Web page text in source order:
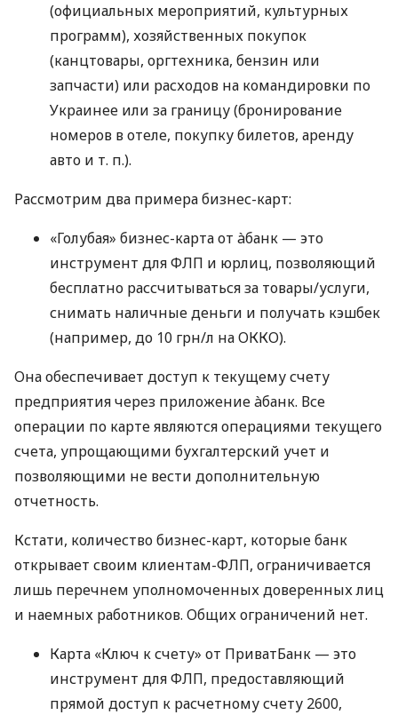
(официальных мероприятий, культурных
программ), хозяйственных покупок
(канцтовары, оргтехника, бензин или
запчасти) или расходов на командировки по
Украинее или за границу (бронирование
номеров в отеле, покупку билетов, аренду
авто и т. п.).
Рассмотрим два примера бизнес-карт:
«Голубая» бизнес-карта от àбанк — это
инструмент для ФЛП и юрлиц, позволяющий
бесплатно рассчитываться за товары/услуги,
снимать наличные деньги и получать кэшбек
(например, до 10 грн/л на ОККО).
Она обеспечивает доступ к текущему счету
предприятия через приложение àбанк. Все
операции по карте являются операциями текущего
счета, упрощающими бухгалтерский учет и
позволяющими не вести дополнительную
отчетность.
Кстати, количество бизнес-карт, которые банк
открывает своим клиентам-ФЛП, ограничивается
лишь перечнем уполномоченных доверенных лиц
и наемных работников. Общих ограничений нет.
Карта «Ключ к счету» от ПриватБанк — это
инструмент для ФЛП, предоставляющий
прямой доступ к расчетному счету 2600,